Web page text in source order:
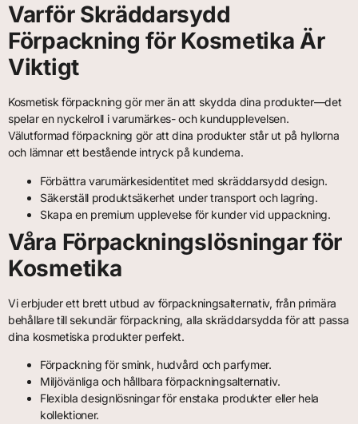
Varför Skräddarsydd
Förpackning för Kosmetika Är
Viktigt
Kosmetisk förpackning gör mer än att skydda dina produkter—det
spelar en nyckelroll i varumärkes- och kundupplevelsen.
Välutformad förpackning gör att dina produkter står ut på hyllorna
och lämnar ett bestående intryck på kunderna.
Förbättra varumärkesidentitet med skräddarsydd design.
Säkerställ produktsäkerhet under transport och lagring.
Skapa en premium upplevelse för kunder vid uppackning.
Våra Förpackningslösningar för
Kosmetika
Vi erbjuder ett brett utbud av förpackningsalternativ, från primära
behållare till sekundär förpackning, alla skräddarsydda för att passa
dina kosmetiska produkter perfekt.
Förpackning för smink, hudvård och parfymer.
Miljövänliga och hållbara förpackningsalternativ.
Flexibla designlösningar för enstaka produkter eller hela
kollektioner.